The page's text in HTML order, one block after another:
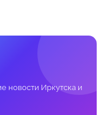
новости Иркутска и